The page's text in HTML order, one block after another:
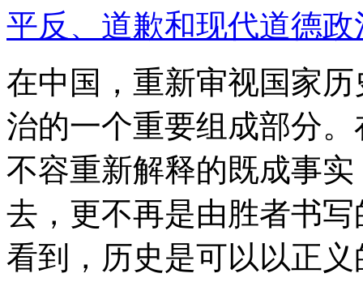
平反、道歉和现代道德政
在中国，重新审视国家
治的一个重要组成部分
不容重新解释的既成事
去，更不再是由胜者书
看到，历史是可以以正